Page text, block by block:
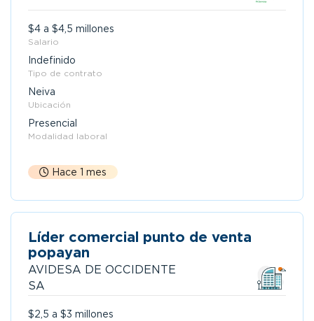
$4 a $4,5 millones
Salario
Indefinido
Tipo de contrato
Neiva
Ubicación
Presencial
Modalidad laboral
Hace 1 mes
Líder comercial punto de venta
popayan
AVIDESA DE OCCIDENTE
SA
$2,5 a $3 millones